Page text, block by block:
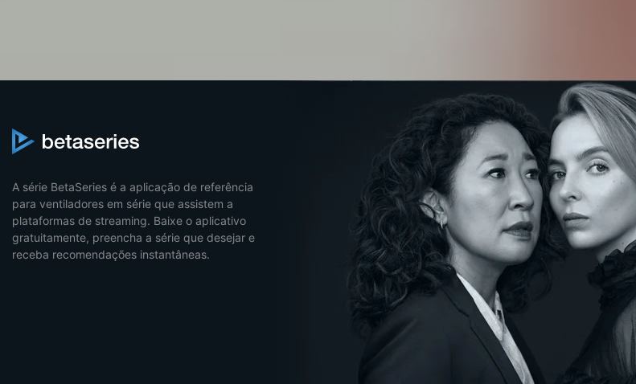
A série BetaSeries é a aplicação de referência
para ventiladores em série que assistem a
plataformas de streaming. Baixe o aplicativo
gratuitamente, preencha a série que desejar e
receba recomendações instantâneas.